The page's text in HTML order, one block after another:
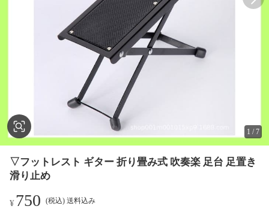
1 /7
▽フットレスト ギター 折り畳み式 吹奏楽 足台 足置き
滑り止め
¥750 (税込) 送料込み